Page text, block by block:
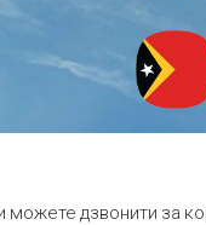
можете дзвонити за